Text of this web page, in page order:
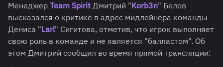
Менеджер Team Spirit Дмитрий "Korb3n" Белов
высказался о критике в адрес мидлейнера команды
Дениса "Larl" Сигитова, отметив, что игрок выполняет
свою роль в команде и не является "балластом". Об
этом Дмитрий сообщил во время прямой трансляции: